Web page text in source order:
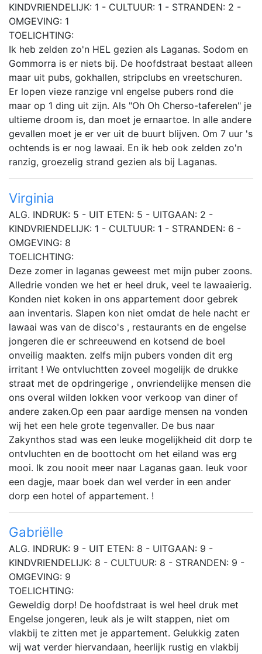
KINDVRIENDELIJK: 1 - CULTUUR: 1 - STRANDEN: 2 -
OMGEVING: 1
TOELICHTING:
Ik heb zelden zo'n HEL gezien als Laganas. Sodom en
Gommorra is er niets bij. De hoofdstraat bestaat alleen
maar uit pubs, gokhallen, stripclubs en vreetschuren.
Er lopen vieze ranzige vnl engelse pubers rond die
maar op 1 ding uit zijn. Als "Oh Oh Cherso-taferelen" je
ultieme droom is, dan moet je ernaartoe. In alle andere
gevallen moet je er ver uit de buurt blijven. Om 7 uur 's
ochtends is er nog lawaai. En ik heb ook zelden zo'n
ranzig, groezelig strand gezien als bij Laganas.
Virginia
ALG. INDRUK: 5 - UIT ETEN: 5 - UITGAAN: 2 -
KINDVRIENDELIJK: 1 - CULTUUR: 1 - STRANDEN: 6 -
OMGEVING: 8
TOELICHTING:
Deze zomer in laganas geweest met mijn puber zoons.
Alledrie vonden we het er heel druk, veel te lawaaierig.
Konden niet koken in ons appartement door gebrek
aan inventaris. Slapen kon niet omdat de hele nacht er
lawaai was van de disco's , restaurants en de engelse
jongeren die er schreeuwend en kotsend de boel
onveilig maakten. zelfs mijn pubers vonden dit erg
irritant ! We ontvluchtten zoveel mogelijk de drukke
straat met de opdringerige , onvriendelijke mensen die
ons overal wilden lokken voor verkoop van diner of
andere zaken.Op een paar aardige mensen na vonden
wij het een hele grote tegenvaller. De bus naar
Zakynthos stad was een leuke mogelijkheid dit dorp te
ontvluchten en de boottocht om het eiland was erg
mooi. Ik zou nooit meer naar Laganas gaan. leuk voor
een dagje, maar boek dan wel verder in een ander
dorp een hotel of appartement. !
Gabriëlle
ALG. INDRUK: 9 - UIT ETEN: 8 - UITGAAN: 9 -
KINDVRIENDELIJK: 8 - CULTUUR: 8 - STRANDEN: 9 -
OMGEVING: 9
TOELICHTING:
Geweldig dorp! De hoofdstraat is wel heel druk met
Engelse jongeren, leuk als je wilt stappen, niet om
vlakbij te zitten met je appartement. Gelukkig zaten
wij wat verder hiervandaan, heerlijk rustig en vlakbij